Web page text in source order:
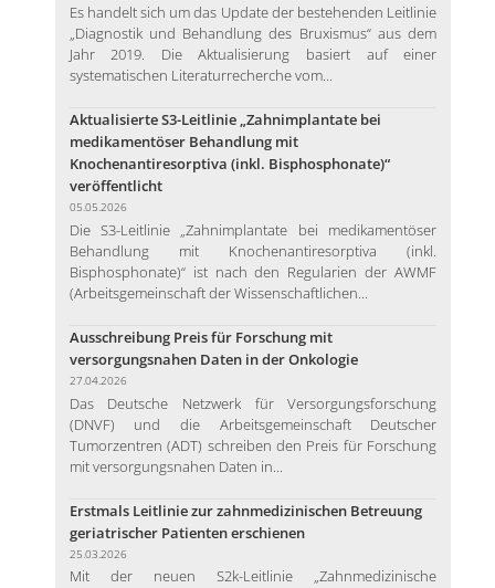
Es handelt sich um das Update der bestehenden Leitlinie
„Diagnostik und Behandlung des Bruxismus“ aus dem
Jahr 2019. Die Aktualisierung basiert auf einer
systematischen Literaturrecherche vom...
Aktualisierte S3-Leitlinie „Zahnimplantate bei
medikamentöser Behandlung mit
Knochenantiresorptiva (inkl. Bisphosphonate)“
veröffentlicht
05.05.2026
Die S3-Leitlinie „Zahnimplantate bei medikamentöser
Behandlung mit Knochenantiresorptiva (inkl.
Bisphosphonate)“ ist nach den Regularien der AWMF
(Arbeitsgemeinschaft der Wissenschaftlichen...
Ausschreibung Preis für Forschung mit
versorgungsnahen Daten in der Onkologie
27.04.2026
Das Deutsche Netzwerk für Versorgungsforschung
(DNVF) und die Arbeitsgemeinschaft Deutscher
Tumorzentren (ADT) schreiben den Preis für Forschung
mit versorgungsnahen Daten in...
Erstmals Leitlinie zur zahnmedizinischen Betreuung
geriatrischer Patienten erschienen
25.03.2026
Mit der neuen S2k-Leitlinie „Zahnmedizinische